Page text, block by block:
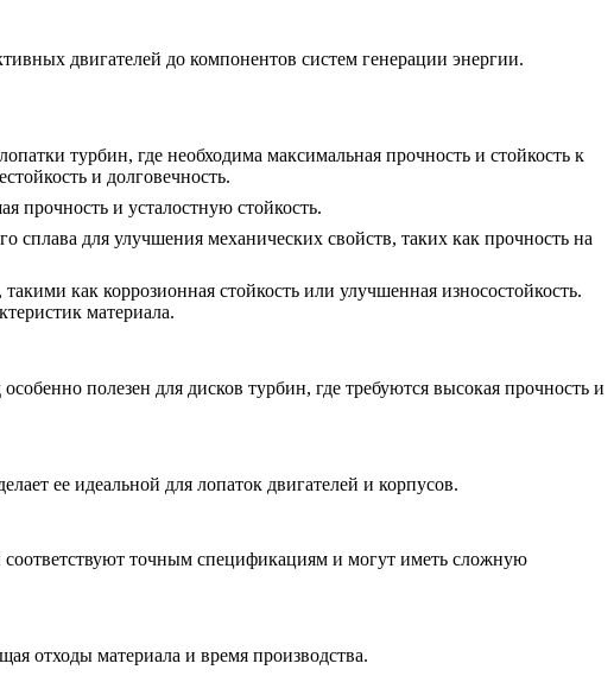
двигателей до компонентов систем генерации энергии.
турбин, где необходима максимальная прочность и стойкость к
и долговечность.
прочность и усталостную стойкость.
сплава для улучшения механических свойств, таких как прочность на
как коррозионная стойкость или улучшенная износостойкость.
материала.
полезен для дисков турбин, где требуются высокая прочность и
ее идеальной для лопаток двигателей и корпусов.
точным спецификациям и могут иметь сложную
отходы материала и время производства.